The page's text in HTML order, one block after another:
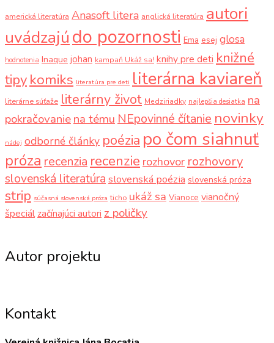
americká literatúra Anasoft litera anglická literatúra autori
uvádzajúdo pozornosti Ema esej glosa
hodnotenia Inaque johan kampaň Ukáž sa! knihy pre deti knižné
tipy komiks literatúra pre deti literárna kaviareň
literárne súťaže literárny život Medziriadky najlepšia desiatka na
pokračovaniena tému NEpovinné čítanie novinky
nádej odborné články poézia po čom siahnuť
próza recenzia recenzie rozhovor rozhovory
slovenská literatúra slovenská poézia slovenská próza
strip súčasná slovenská próza ticho ukáž sa Vianoce vianočný
špeciál začínajúci autori z poličky
Autor projektu
Kontakt